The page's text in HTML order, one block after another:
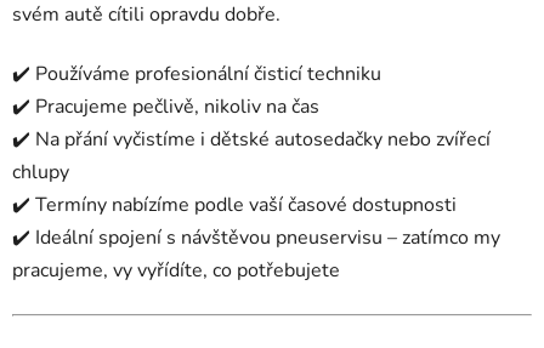
svém autě cítili opravdu dobře.
✔️ Používáme profesionální čisticí techniku
✔️ Pracujeme pečlivě, nikoliv na čas
✔️ Na přání vyčistíme i dětské autosedačky nebo zvířecí
chlupy
✔️ Termíny nabízíme podle vaší časové dostupnosti
✔️ Ideální spojení s návštěvou pneuservisu – zatímco my
pracujeme, vy vyřídíte, co potřebujete